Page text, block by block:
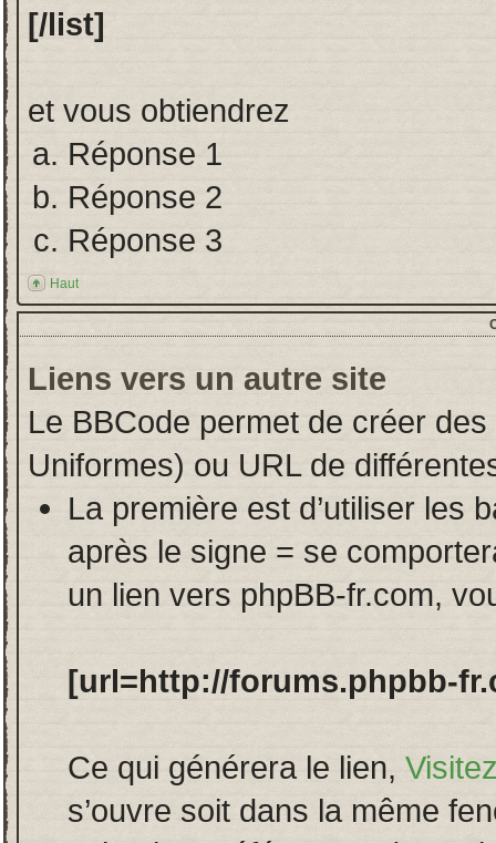
[/list]
et vous obtiendrez
Réponse 1
Réponse 2
Réponse 3
Haut
Liens vers un autre site
Le BBCode permet de créer
Uniformes) ou URL de
La première est d’utiliser les
après le signe = se
un lien vers phpBB-fr.com,
[url=http://forums.phpbb-
Ce qui générera le lien,
s’ouvre soit dans la même